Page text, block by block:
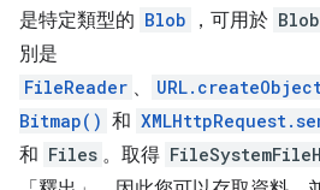
是特定類型的 Blob ，可用於 Blob
別是
FileReader 、
Bitmap() 和
和 Files 。取得